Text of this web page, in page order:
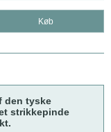
Køb
den tyske
strikkepinde